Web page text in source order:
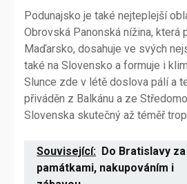
Podunajsko je také nejteplejší
Obrovská Panonská nížina, která
Maďarsko, dosahuje ve svých
také na Slovensko a formuje i
Slunce zde v létě doslova pálí a
přiváděn z Balkánu a ze
Slovenska skutečný až téměř
Související: Do Bratislavy za
památkami, nakupováním i